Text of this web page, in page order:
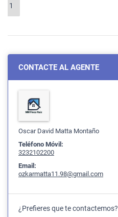
1
CONTACTE AL AGENTE
Oscar David Matta Montaño
Teléfono Móvil:
3232102200
Email:
ozkarmatta11.98@gmail.com
¿Prefieres que te contactemos?